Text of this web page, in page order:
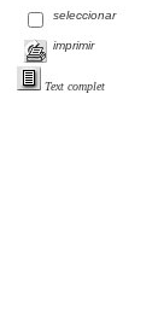
seleccionar
imprimir
Text complet